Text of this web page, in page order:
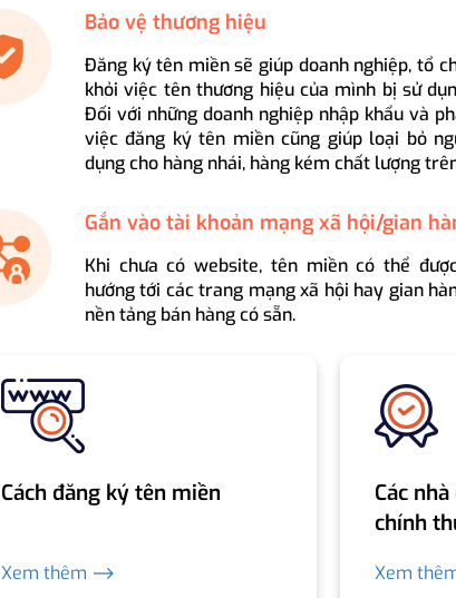
Bảo vệ thương hiệu
Đăng ký tên miền sẽ giúp doanh nghiệp, tổ
khỏi việc tên thương hiệu của mình bị sử
Đối với những doanh nghiệp nhập khẩu và
việc đăng ký tên miền cũng giúp loại bỏ
dụng cho hàng nhái, hàng kém chất lượng
Gắn vào tài khoản mạng xã hội/gian
Khi chưa có website, tên miền có thể
hướng tới các trang mạng xã hội hay gian
nền tảng bán hàng có sẵn.
Cách đăng ký tên miền
Xem thêm ⟶
Các
chính
Xem